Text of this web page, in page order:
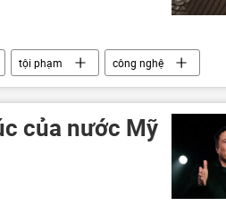
tội phạm
công nghệ
của nước Mỹ